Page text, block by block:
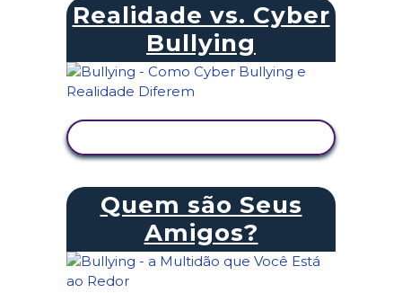
Realidade vs. Cyber
Bullying
Quem são Seus
Amigos?